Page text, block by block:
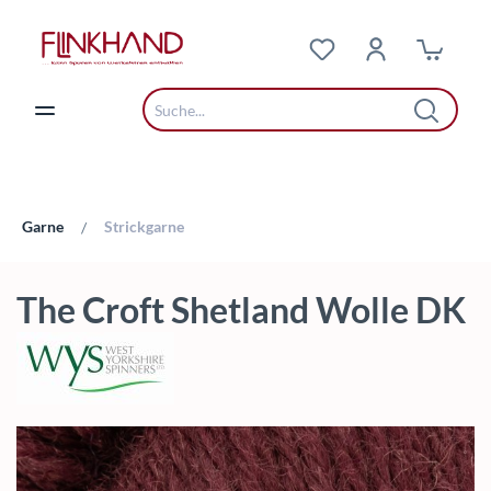
Garne / Strickgarne
The Croft Shetland Wolle DK
Bildergalerie überspringen